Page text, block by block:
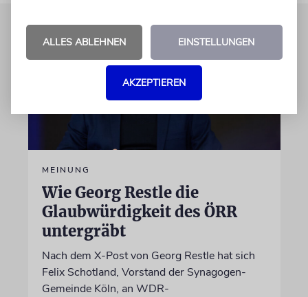
MEINUNG
Wie Georg Restle die
Glaubwürdigkeit des ÖRR
untergräbt
Nach dem X-Post von Georg Restle hat sich
Felix Schotland, Vorstand der Synagogen-
Gemeinde Köln, an WDR-
ALLES ABLEHNEN EINSTELLUNGEN
AKZEPTIEREN